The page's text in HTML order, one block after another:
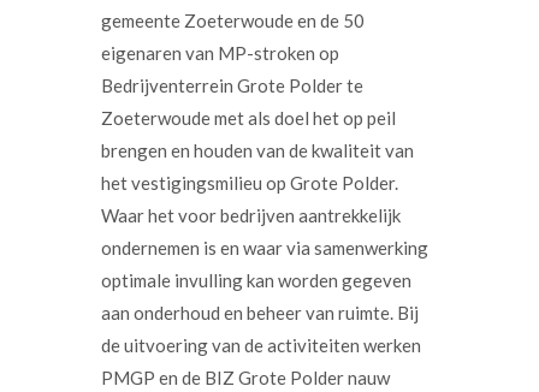
gemeente Zoeterwoude en de 50
eigenaren van MP-stroken op
Bedrijventerrein Grote Polder te
Zoeterwoude met als doel het op peil
brengen en houden van de kwaliteit van
het vestigingsmilieu op Grote Polder.
Waar het voor bedrijven aantrekkelijk
ondernemen is en waar via samenwerking
optimale invulling kan worden gegeven
aan onderhoud en beheer van ruimte. Bij
de uitvoering van de activiteiten werken
PMGP en de BIZ Grote Polder nauw